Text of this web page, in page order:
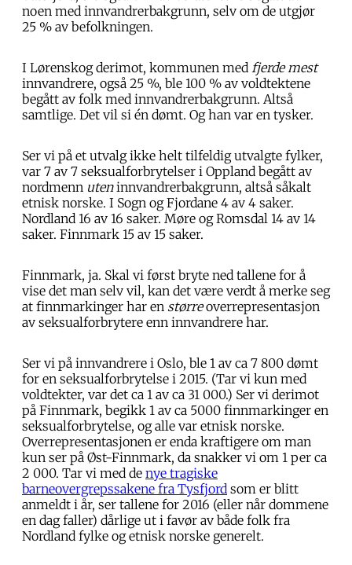
noen med innvandrerbakgrunn, selv om de utgjør
25 % av befolkningen.
I Lørenskog derimot, kommunen med fjerde mest
innvandrere, også 25 %, ble 100 % av voldtektene
begått av folk med innvandrerbakgrunn. Altså
samtlige. Det vil si én dømt. Og han var en tysker.
Ser vi på et utvalg ikke helt tilfeldig utvalgte fylker,
var 7 av 7 seksualforbrytelser i Oppland begått av
nordmenn uteninnvandrerbakgrunn, altså såkalt
etnisk norske. I Sogn og Fjordane 4 av 4 saker.
Nordland 16 av 16 saker. Møre og Romsdal 14 av 14
saker. Finnmark 15 av 15 saker.
Finnmark, ja. Skal vi først bryte ned tallene for å
vise det man selv vil, kan det være verdt å merke seg
at finnmarkinger har en størreoverrepresentasjon
av seksualforbrytere enn innvandrere har.
Ser vi på innvandrere i Oslo, ble 1 av ca 7 800 dømt
for en seksualforbrytelse i 2015. (Tar vi kun med
voldtekter, var det ca 1 av ca 31 000.) Ser vi derimot
på Finnmark, begikk 1 av ca 5000 finnmarkinger en
seksualforbrytelse, og alle var etnisk norske.
Overrepresentasjonen er enda kraftigere om man
kun ser på Øst-Finnmark, da snakker vi om 1 per ca
2 000. Tar vi med de nye tragiske
barneovergrepssakene fra Tysfjord som er blitt
anmeldt i år, ser tallene for 2016 (eller når dommene
en dag faller) dårlige ut i favør av både folk fra
Nordland fylke og etnisk norske generelt.